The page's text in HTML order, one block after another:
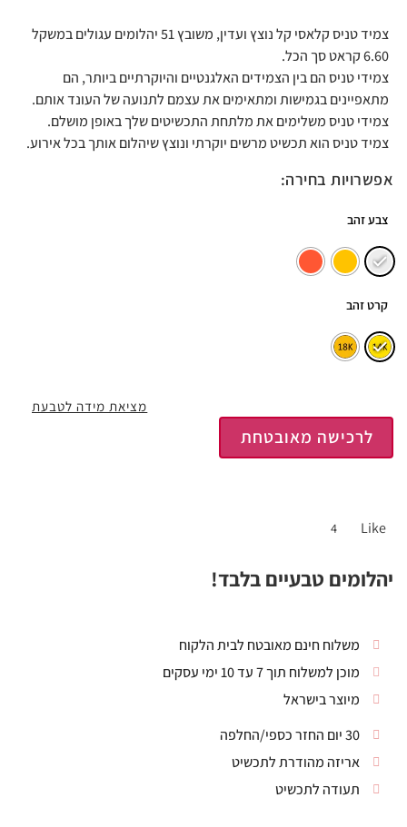
צמיד טניס קלאסי קל נוצץ ועדין, משובץ 51 יהלומים עגולים במשקל
6.60 קראט סך הכל.
צמידי טניס הם בין הצמידים האלגנטיים והיוקרתיים ביותר, הם
מתאפיינים בגמישות ומתאימים את עצמם לתנועה של העונד אותם.
צמידי טניס משלימים את מלתחת התכשיטים שלך באופן מושלם.
צמיד טניס הוא תכשיט מרשים יוקרתי ונוצץ שיהלום אותך בכל אירוע.
אפשרויות בחירה:
צבע זהב
קרט זהב
לרכישה מאובטחת
Like
4
מציאת מידה לטבעת
יהלומים טבעיים בלבד!
משלוח חינם מאובטח לבית הלקוח
מוכן למשלוח תוך 7 עד 10 ימי עסקים
מיוצר בישראל
30 יום החזר כספי/החלפה
אריזה מהודרת לתכשיט
תעודה לתכשיט